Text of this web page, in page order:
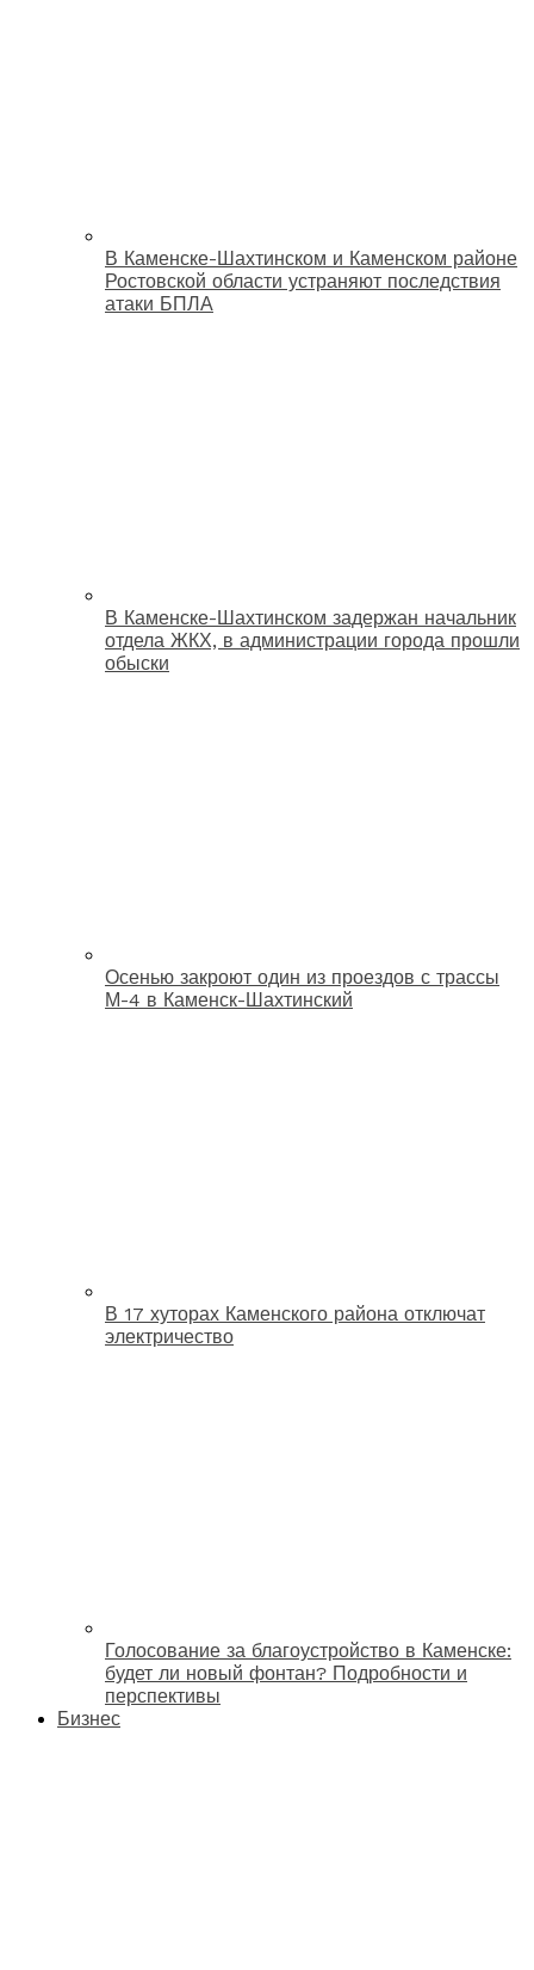
В Каменске-Шахтинском и Каменском районе
Ростовской области устраняют последствия
атаки БПЛА
В Каменске-Шахтинском задержан начальник
отдела ЖКХ, в администрации города прошли
обыски
Осенью закроют один из проездов с трассы
М-4 в Каменск-Шахтинский
В 17 хуторах Каменского района отключат
электричество
Голосование за благоустройство в Каменске:
будет ли новый фонтан? Подробности и
перспективы
Бизнес